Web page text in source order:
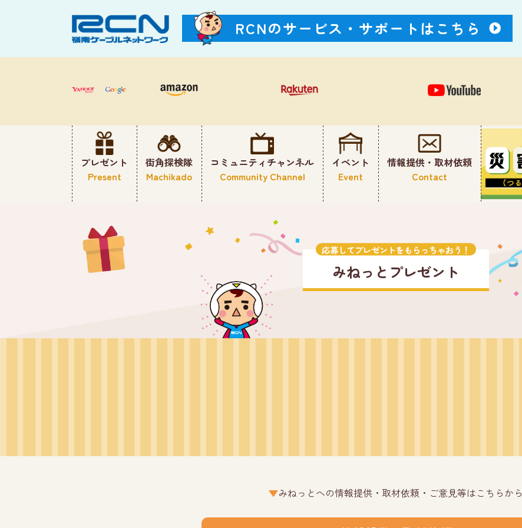
RCNのサービス・ サポートはこちら
プレゼント
Present
街角探検隊
Machikado
コミュニティチャンネル
Community Channel
イベント
Event
情報提供・取材依頼
Contact
応募してプレゼントをもらっちゃおう！
みねっとプレゼント
みねっとへの情報提供・取材依頼・ご意見等はこちらから